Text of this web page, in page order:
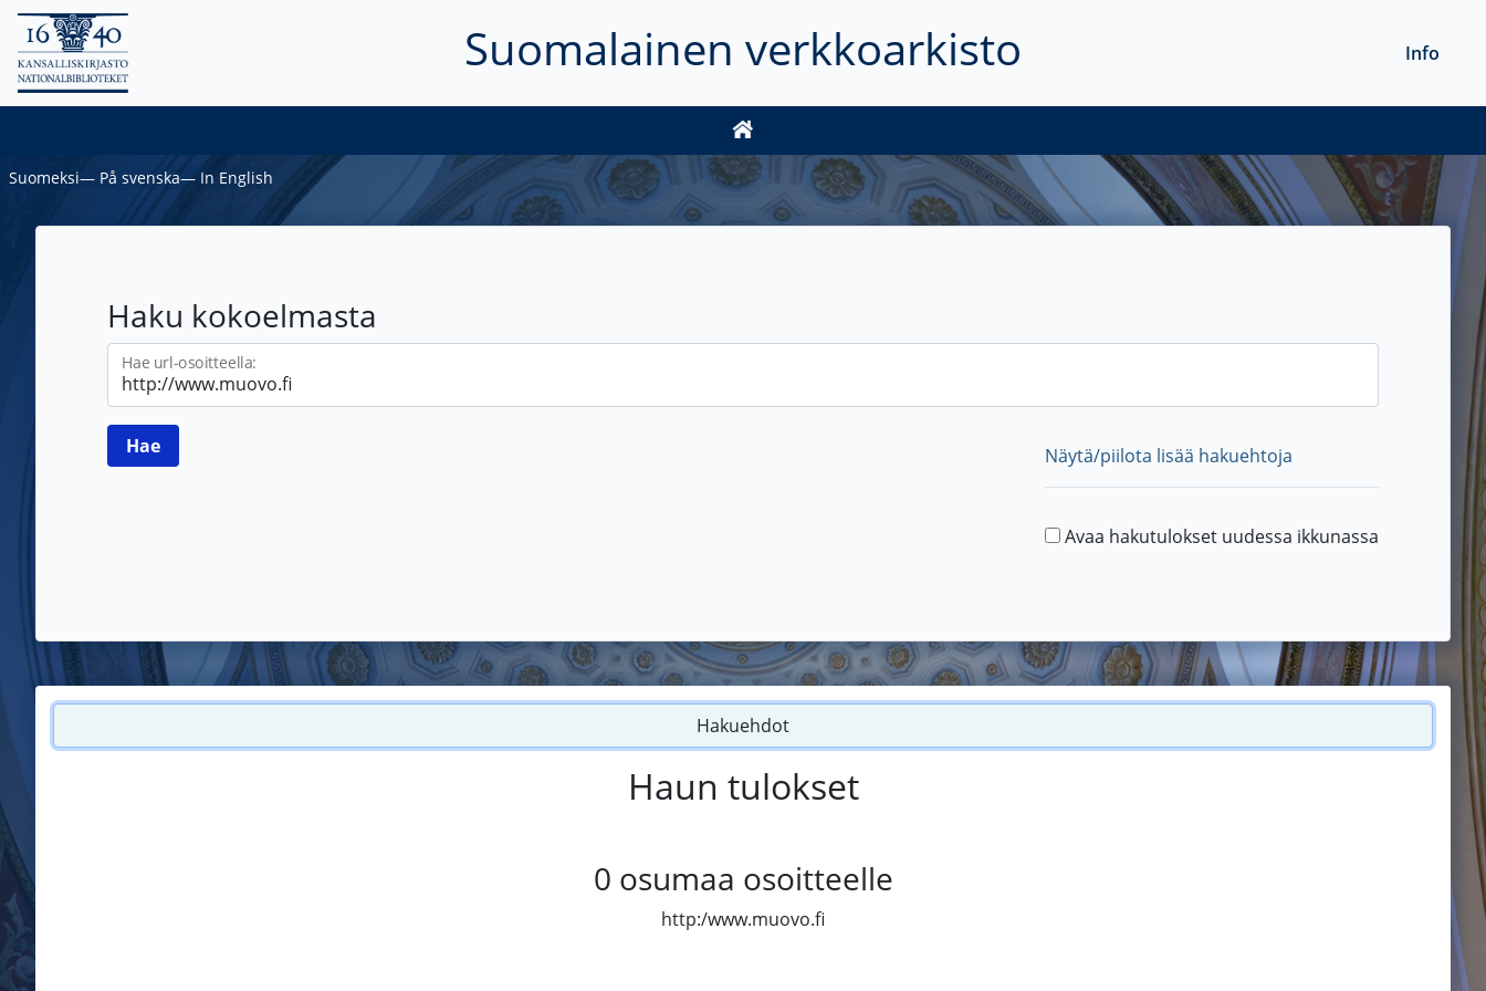
Suomalainen verkkoarkisto Info
Suomeksi― På svenska― In English
Haku kokoelmasta
Hae url-osoitteella:
Näytä/piilota lisää hakuehtoja
Avaa hakutulokset uudessa ikkunassa
Hakuehdot
Haun tulokset
0 osumaa osoitteelle
http:/www.muovo.fi